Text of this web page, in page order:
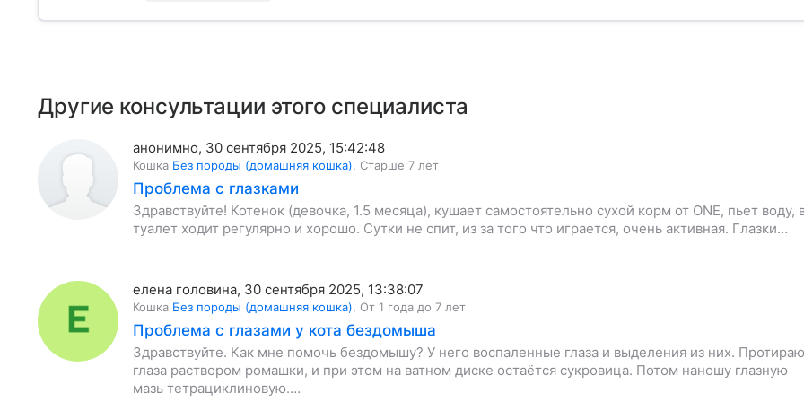
Другие консультации этого специалиста
анонимно, 30 сентября 2025, 15:42:48
Кошка Без породы (домашняя кошка) Старше 7 лет
Проблема с глазками
Здравствуйте! Котенок (девочка, 1.5 месяца), кушает самостоятельно сухой корм от ONE, пьет воду,
туалет ходит регулярно и хорошо. Сутки не спит, из за того что играется, очень активная. Глазки…
елена головина, 30 сентября 2025, 13:38:07
Кошка Без породы (домашняя кошка) От 1 года до 7 лет
Проблема с глазами у кота бездомыша
Здравствуйте. Как мне помочь бездомышу? У него воспаленные глаза и выделения из них. Протираю
глаза раствором ромашки, и при этом на ватном диске остаётся сукровица. Потом наношу глазную
мазь тетрациклиновую.…